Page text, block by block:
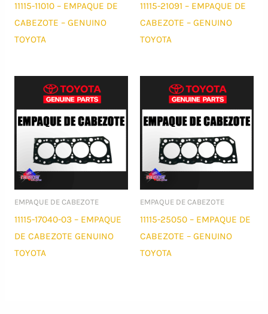
11115-11010 – EMPAQUE DE
CABEZOTE – GENUINO
TOYOTA
11115-21091 – EMPAQUE DE
CABEZOTE – GENUINO
TOYOTA
EMPAQUE DE CABEZOTE
11115-17040-03 – EMPAQUE
DE CABEZOTE GENUINO
TOYOTA
EMPAQUE DE CABEZOTE
11115-25050 – EMPAQUE DE
CABEZOTE – GENUINO
TOYOTA